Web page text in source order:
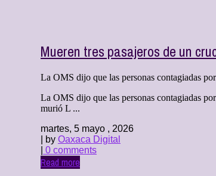
Mueren tres pasajeros de un
La OMS dijo que las personas contagiadas
La OMS dijo que las personas contagiadas
murió L ...
martes, 5 mayo , 2026
| by Oaxaca Digital
0 comments
Read more